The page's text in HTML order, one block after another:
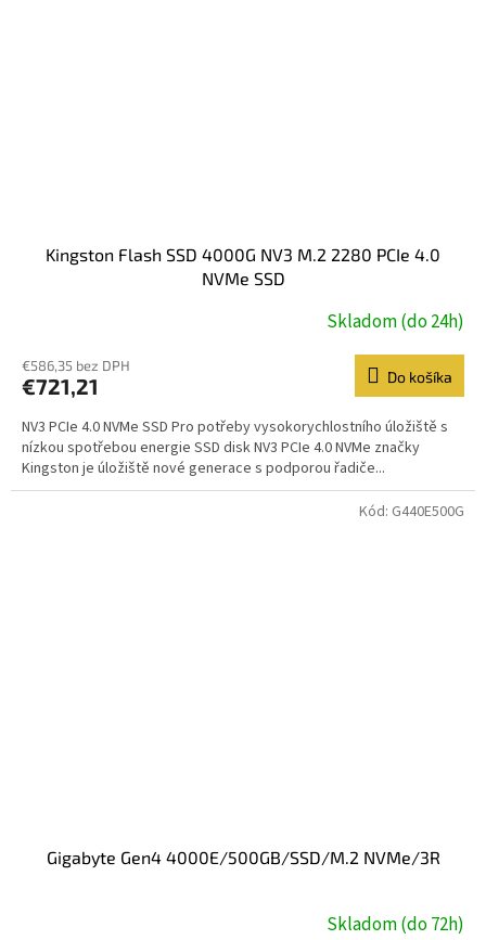
Kingston Flash SSD 4000G NV3 M.2 2280 PCIe 4.0
NVMe SSD
Skladom (do 24h)
€586,35 bez DPH
€721,21 Do košíka
NV3 PCIe 4.0 NVMe SSD Pro potřeby vysokorychlostního úložiště s
nízkou spotřebou energie SSD disk NV3 PCIe 4.0 NVMe značky
Kingston je úložiště nové generace s podporou řadiče...
Gigabyte Gen4 4000E/500GB/SSD/M.2 NVMe/3R
Skladom (do 72h)
Kód: G440E500G